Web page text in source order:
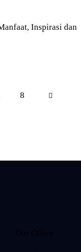
Inspirasi dan
8